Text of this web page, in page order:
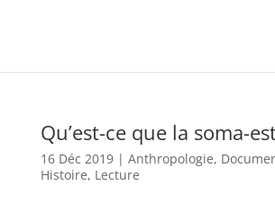
Qu’est-ce que la soma-
16 Déc 2019| Anthropologie,
Histoire, Lecture